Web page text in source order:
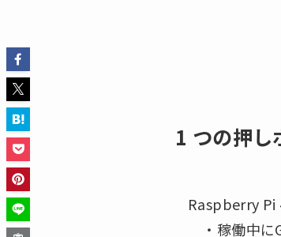
1 つの押し
Raspberry Pi
・稼働中に